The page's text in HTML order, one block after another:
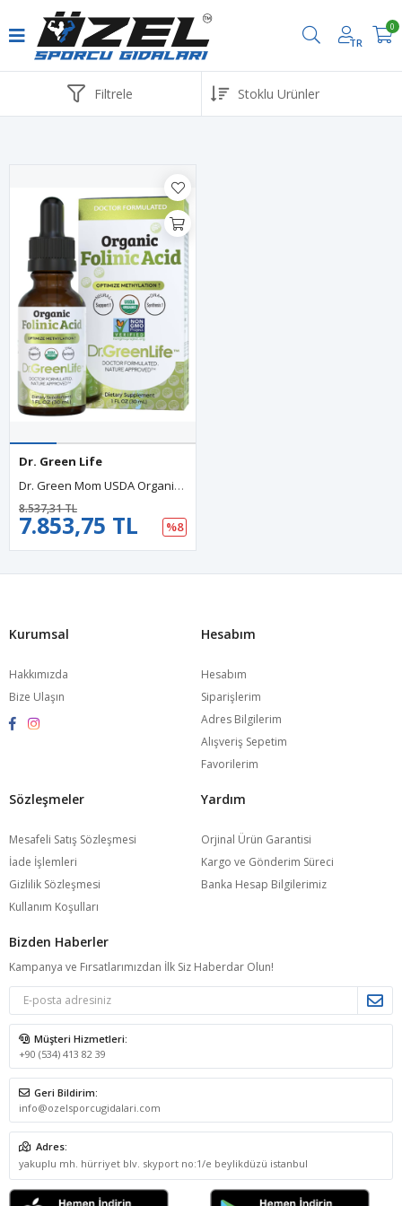
Havale ve EFT ödemelerinde %2 İndirim
TR
0
Filtrele
Dr. Green Life
Dr. Green Mom USDA Organic Folinic Acid Drops - 500 Mcg Per Drop 30 ML Methylation Support B9 Supplements For Kids Adults Neurological Function.
7.853,75 TL
8.537,31 TL
%8
Kurumsal
Hakkımızda
Bize Ulaşın
Hesabım
Hesabım
Siparişlerim
Adres Bilgilerim
Alışveriş Sepetim
Favorilerim
Sözleşmeler
Mesafeli Satış Sözleşmesi
İade İşlemleri
Gizlilik Sözleşmesi
Kullanım Koşulları
Yardım
Orjinal Ürün Garantisi
Kargo ve Gönderim Süreci
Banka Hesap Bilgilerimiz
Bizden Haberler
Kampanya ve Fırsatlarımızdan İlk Siz Haberdar Olun!
Müşteri Hizmetleri:
+90 (534) 413 82 39
Geri Bildirim:
info@ozelsporcugidalari.com
Adres:
yakuplu mh. hürriyet blv. skyport no:1/e beylikdüzü istanbul